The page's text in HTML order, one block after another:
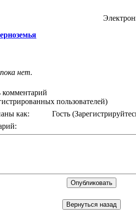
нет.
комментарий
пользователей)
как:
Гость